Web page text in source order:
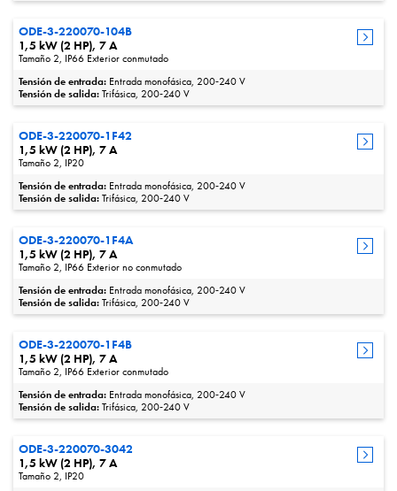
ODE-3-220070-104B
1,5 kW (2 HP), 7 A
Tamaño 2, IP66 Exterior conmutado
Tensión de entrada: Entrada monofásica, 200‑240 V
Tensión de salida:Trifásica, 200‑240 V
ODE-3-220070-1F42
1,5 kW (2 HP), 7 A
Tamaño 2, IP20
Tensión de entrada: Entrada monofásica, 200‑240 V
Tensión de salida:Trifásica, 200‑240 V
ODE-3-220070-1F4A
1,5 kW (2 HP), 7 A
Tamaño 2, IP66 Exterior no conmutado
Tensión de entrada: Entrada monofásica, 200‑240 V
Tensión de salida:Trifásica, 200‑240 V
ODE-3-220070-1F4B
1,5 kW (2 HP), 7 A
Tamaño 2, IP66 Exterior conmutado
Tensión de entrada: Entrada monofásica, 200‑240 V
Tensión de salida:Trifásica, 200‑240 V
ODE-3-220070-3042
1,5 kW (2 HP), 7 A
Tamaño 2, IP20